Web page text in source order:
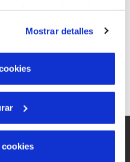
sitio web funcione y que
Puedes consultar
de Cookies
Mostrar detalles
cookies
nosaltres